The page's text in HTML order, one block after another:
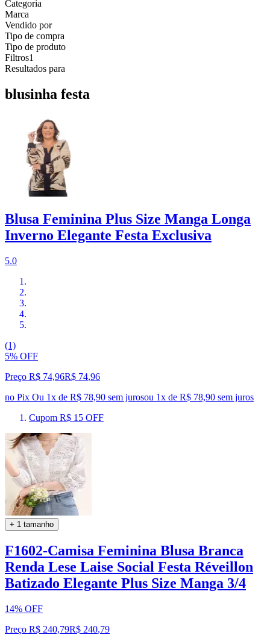
Categoria
Marca
Vendido por
Tipo de compra
Tipo de produto
Filtros1
Resultados para
blusinha festa
Blusa Feminina Plus Size Manga Longa
Inverno Elegante Festa Exclusiva
5.0
(1)
5% OFF
Preço R$ 74,96R$ 74,96
no Pix Ou 1x de R$ 78,90 sem jurosou 1x de R$ 78,90 sem juros
Cupom R$ 15 OFF
+ 1 tamanho
F1602-Camisa Feminina Blusa Branca
Renda Lese Laise Social Festa Réveillon
Batizado Elegante Plus Size Manga 3/4
14% OFF
Preço R$ 240,79R$ 240,79